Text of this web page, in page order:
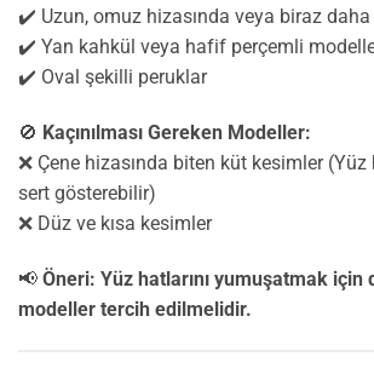
✔️ Uzun, omuz hizasında veya biraz
✔️ Yan kahkül veya hafif perçemli
✔️ Oval şekilli peruklar
🚫 Kaçınılması Gereken Modeller:
❌ Çene hizasında biten küt kesimler (Yüz
sert gösterebilir)
❌ Düz ve kısa kesimler
📢 Öneri: Yüz hatlarını yumuşatmak için
modeller tercih edilmelidir.